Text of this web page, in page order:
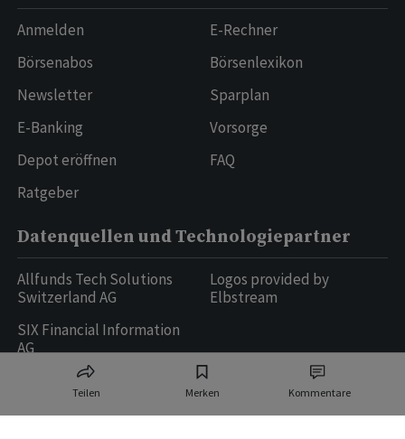
Teilen Merken Kommentare
Anmelden
Börsenabos
Newsletter
E-Banking
Depot eröffnen
Ratgeber
E-Rechner
Börsenlexikon
Sparplan
Vorsorge
FAQ
Datenquellen und Technologiepartner
Allfunds Tech Solutions
Switzerland AG
SIX Financial Information
AG
Logos provided by
Elbstream
Ringier AG | Ringier Medien Schweiz